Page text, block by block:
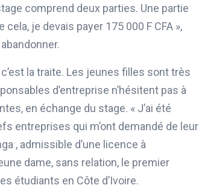
comprend deux parties. Une partie
je devais payer 175 000 F CFA »,
la traite. Les jeunes filles sont très
d’entreprise n’hésitent pas à
en échange du stage. « J’ai été
entreprises qui m’ont demandé de leur
, admissible d’une licence à
dame, sans relation, le premier
étudiants en Côte d’Ivoire.